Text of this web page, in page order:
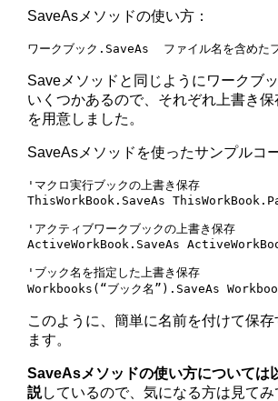
SaveAsメソッドの使い方：
ワークブック.SaveAs  ファイル名を含めた
Saveメソッドと同じようにワークブ
いくつかあるので、それぞれ上書き
を用意しました。
SaveAsメソッドを使ったサンプルコ
'マクロ実行ブックの上書き保存
ThisWorkBook.SaveAs
'アクティブワークブックの上書き保存
ActiveWorkBook.SaveAs
'ブック名を指定した上書き保存
このように、簡単に名前を付けて保存
ます。
SaveAsメソッドの使い方については
説しているので、気になる方は見てみ